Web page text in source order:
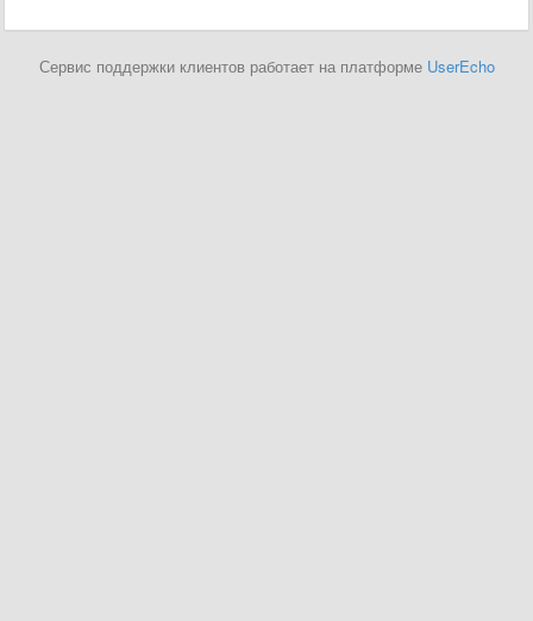
Сервис поддержки клиентов работает на платформе UserEcho